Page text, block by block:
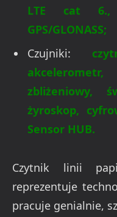
LTE cat 6.,
GPS/GLONASS;
Czujniki:
zbliżeniowy,
żyroskop,
Sensor HUB.
Czytnik linii
reprezentuje
pracuje genialnie,